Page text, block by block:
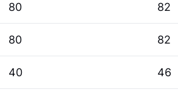
80 82
80 82
40 46